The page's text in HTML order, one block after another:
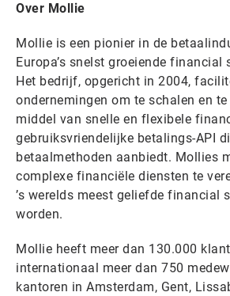
Over Mollie
Mollie is een pionier in de
Europa’s snelst groeiende financial
Het bedrijf, opgericht in 2004,
ondernemingen om te schalen en
middel van snelle en flexibele
gebruiksvriendelijke betalings-API
betaalmethoden aanbiedt. Mollies
complexe financiële diensten te
’s werelds meest geliefde financial
worden.
Mollie heeft meer dan 130.000
internationaal meer dan 750
kantoren in Amsterdam, Gent,